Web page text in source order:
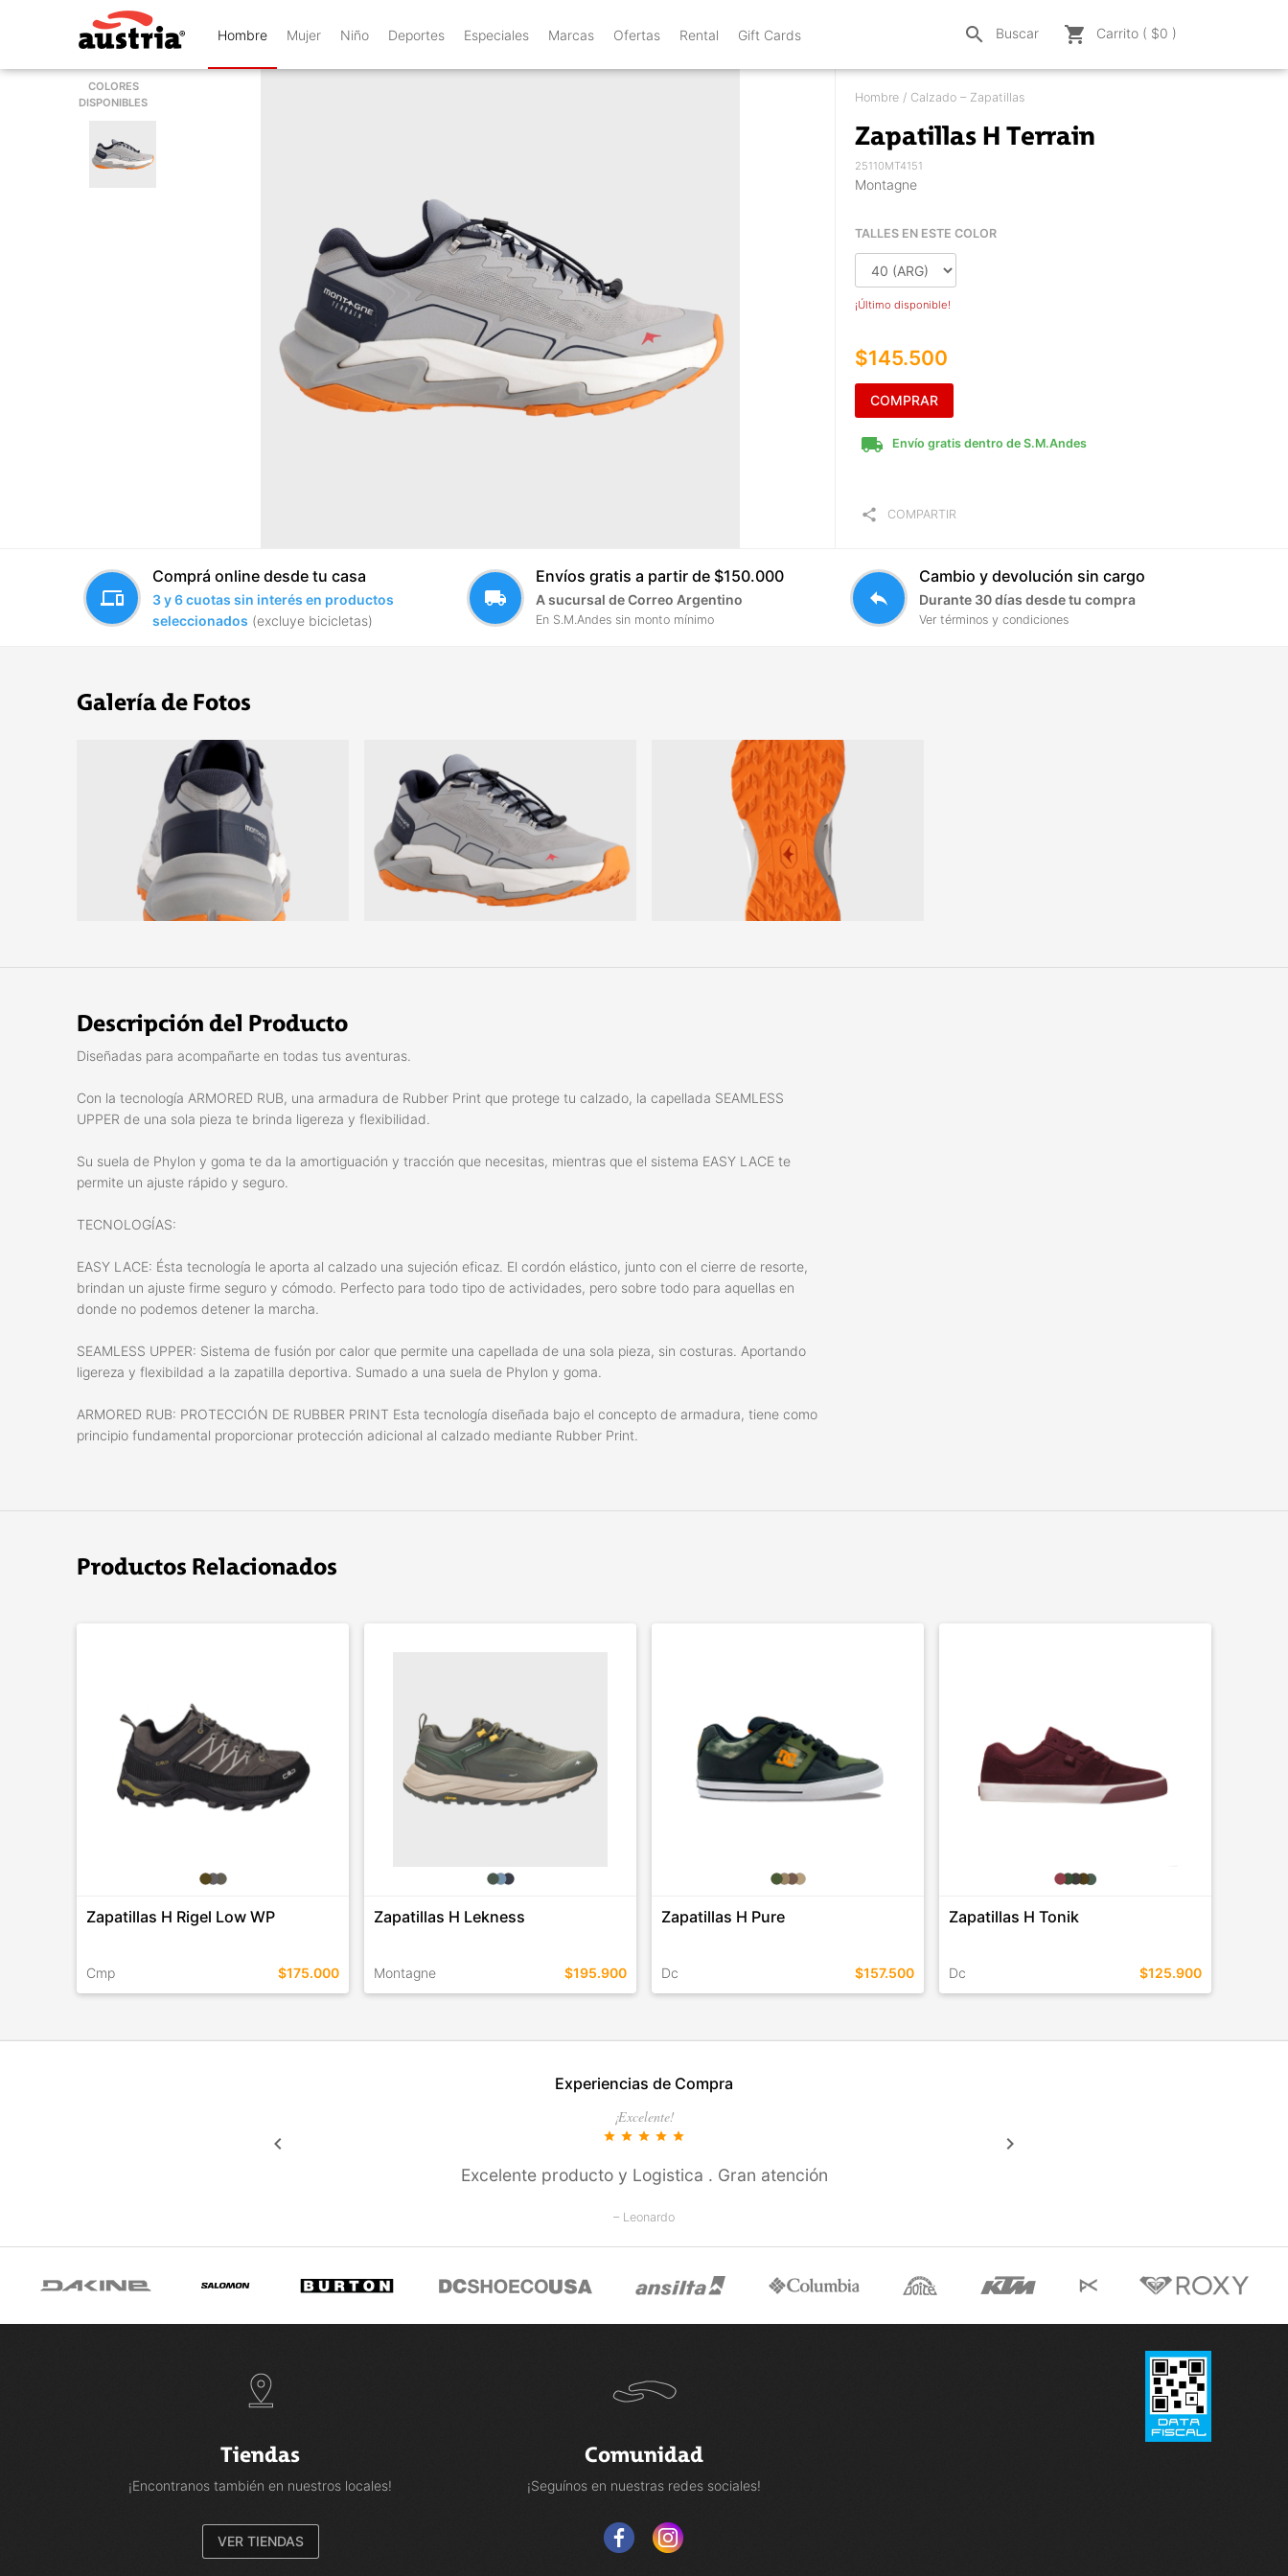
Hombre Mujer Niño Deportes Especiales Marcas Ofertas Rental Gift Cards search Buscar shopping_cart Carrito ( $0 )
COLORES
DISPONIBLES
Hombre / Calzado – Zapatillas
Zapatillas H Terrain
25110MT4151
Montagne
TALLES EN ESTE COLOR
¡Último disponible!
$145.500
COMPRAR
local_shipping Envío gratis dentro de S.M.Andes
share COMPARTIR
devices
Comprá online desde tu casa
3 y 6 cuotas sin interés en productos
seleccionados (excluye bicicletas)
local_shipping
Envíos gratis a partir de $150.000
A sucursal de Correo Argentino
En S.M.Andes sin monto mínimo
reply
Cambio y devolución sin cargo
Durante 30 días desde tu compra
Ver términos y condiciones
Galería de Fotos
Descripción del Producto
Diseñadas para acompañarte en todas tus aventuras.
Con la tecnología ARMORED RUB, una armadura de Rubber Print que protege tu calzado, la capellada SEAMLESS
UPPER de una sola pieza te brinda ligereza y flexibilidad.
Su suela de Phylon y goma te da la amortiguación y tracción que necesitas, mientras que el sistema EASY LACE te
permite un ajuste rápido y seguro.
TECNOLOGÍAS:
EASY LACE: Ésta tecnología le aporta al calzado una sujeción eficaz. El cordón elástico, junto con el cierre de resorte,
brindan un ajuste firme seguro y cómodo. Perfecto para todo tipo de actividades, pero sobre todo para aquellas en
donde no podemos detener la marcha.
SEAMLESS UPPER: Sistema de fusión por calor que permite una capellada de una sola pieza, sin costuras. Aportando
ligereza y flexibildad a la zapatilla deportiva. Sumado a una suela de Phylon y goma.
ARMORED RUB: PROTECCIÓN DE RUBBER PRINT Esta tecnología diseñada bajo el concepto de armadura, tiene como
principio fundamental proporcionar protección adicional al calzado mediante Rubber Print.
Productos Relacionados
Zapatillas H Rigel Low WP
Cmp $175.000
Zapatillas H Lekness
Montagne $195.900
Zapatillas H Pure
Dc $157.500
Zapatillas H Tonik
Dc $125.900
Experiencias de Compra
¡Excelente!
star star star star star
Excelente producto y Logistica . Gran atención
– Leonardo
keyboard_arrow_left keyboard_arrow_right
Tiendas
¡Encontranos también en nuestros locales!
VER TIENDAS
Comunidad
¡Seguínos en nuestras redes sociales!